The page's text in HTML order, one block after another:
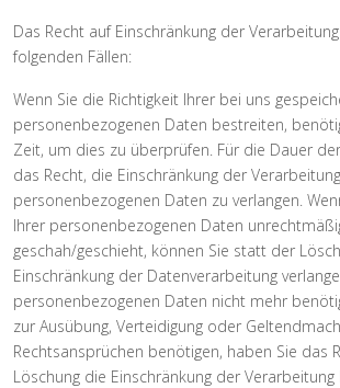
Das Recht auf Einschränkung der
folgenden Fällen:
Wenn Sie die Richtigkeit Ihrer bei uns
personenbezogenen Daten bestreiten,
Zeit, um dies zu überprüfen. Für die Dauer
das Recht, die Einschränkung der
personenbezogenen Daten zu verlangen.
Ihrer personenbezogenen Daten
geschah/geschieht, können Sie statt der
Einschränkung der Datenverarbeitung
personenbezogenen Daten nicht mehr
zur Ausübung, Verteidigung oder
Rechtsansprüchen benötigen, haben Sie das
Löschung die Einschränkung der Verarbeitung